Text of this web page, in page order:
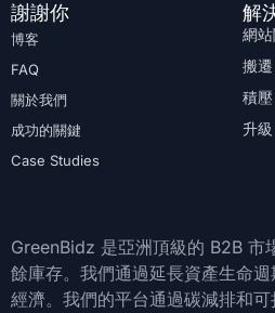
GreenBidz 是亞洲頂級的 B2B 市
餘庫存。我們通過延長資產生命
經濟。我們的平台通過碳減排和
解
網
搬遷
積壓
升級
謝謝你
博客
FAQ
關於我們
成功的關鍵
Case Studies